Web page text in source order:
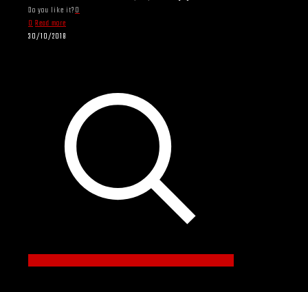
Do you like it?0
0Read more
30/10/2018